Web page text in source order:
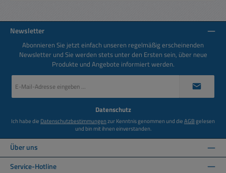
Newsletter
Abonnieren Sie jetzt einfach unseren regelmäßig erscheinenden
Newsletter und Sie werden stets unter den Ersten sein, über neue
Produkte und Angebote informiert werden.
Mail-
Datenschutz
Ich habe die Datenschutzbestimmungenzur Kenntnis genommen und dieAGBgelesen
und bin mit ihnen einverstanden.
Über uns
Service-Hotline